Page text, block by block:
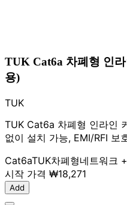
TUK Cat6a 차폐형 인
용)
TUK
TUK Cat6a 차폐형 인라인
없이 설치 가능, EMI/RFI
Cat6aTUK차폐형네트워크
시작 가격 ₩18,271
Add